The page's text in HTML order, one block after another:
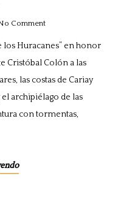
Comment
los Huracanes” en honor
Cristóbal Colón a las
las costas de Cariay
el archipiélago de las
con tormentas,